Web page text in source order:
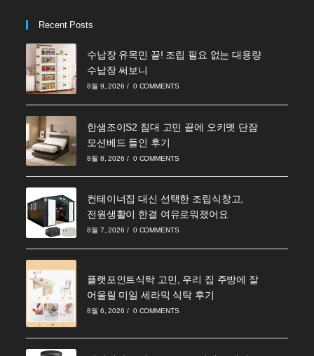
Recent Posts
수납장 유목민 끝! 조립 필요 없는 대용량
수납장 써보니
8월 9, 2026 / 0 COMMENTS
한샘조이S2 침대 고민 끝에 오키멧 단잠
모션베드 들인 후기
8월 8, 2026 / 0 COMMENTS
컨테이너집 대신 선택한 조립식창고,
전원생활이 한결 여유로워졌어요
8월 7, 2026 / 0 COMMENTS
플랫포인트식탁 고민, 우리 집 주방에 잘
어울릴 미일 세라믹 식탁 후기
8월 6, 2026 / 0 COMMENTS